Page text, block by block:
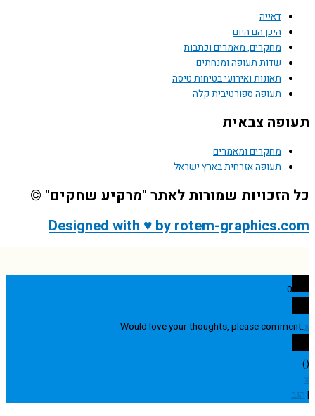
דאייה
היכן הם היום
מחקרים, מאמרים וכתבות
שדות תעופה ומנחתים
תאונות ואירועי בטיחות טיסה
תעופה ספורטיבית קלה
צבאית
מחקרים ומאמרים
תעופה אזרחית בארץ ישראל
שמורות לאתר "מרקיע שחקים" ©
Designed with ♥ by rotem-
Would love your thoughts, please